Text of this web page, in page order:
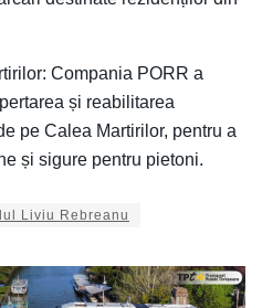
Compania PORR a
și reabilitarea
pe Calea Martirilor, pentru a
și sigure pentru pietoni.
Liviu Rebreanu